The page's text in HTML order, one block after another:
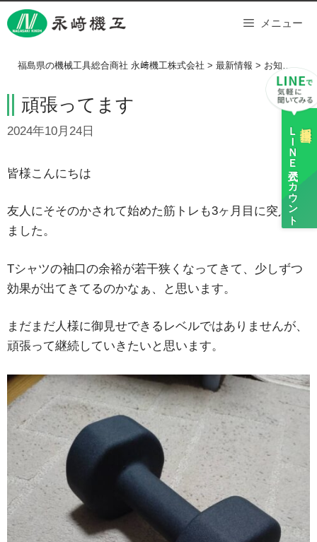
Skip
to
ＬＩＮＥ
公式アカウント
メニュー
福島県の機械工具総合商社 永﨑機工株式会社 > 最新情報 > お知らせ >
頑張ってます
2024年10月24日
皆様こんにちは
友人にそそのかされて始めた筋トレも3ヶ月目に突入し
ました。
Tシャツの袖口の余裕が若干狭くなってきて、少しずつ
効果が出てきてるのかなぁ、と思います。
まだまだ人様に御見せできるレベルではありませんが、
頑張って継続していきたいと思います。